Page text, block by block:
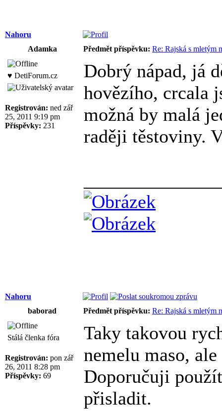
Nahoru
Adamka
Předmět příspěvku: Re: Rajská s mletým
♥ DetiForum.cz
Registrován: ned zář
25, 2011 9:19 pm
Příspěvky: 231
Dobrý nápad, já
hovězího, crcala
možná by malá
raději těstoviny.
Nahoru
baborad
Předmět příspěvku: Re: Rajská s mletým
Stálá členka fóra
Registrován: pon zář
26, 2011 8:28 pm
Příspěvky: 69
Taky takovou
nemelu maso,
Doporučuji
přisladit.